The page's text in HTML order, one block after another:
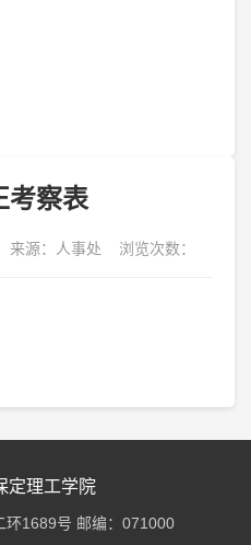
考察表
源：人事处 浏览次数：
定理工学院
环1689号 邮编：071000